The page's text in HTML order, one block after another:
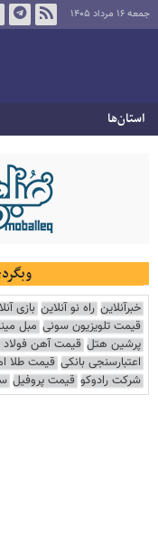
جمعه ۱۶ مرداد ۱۴۰۵
استان‌ها
خبرآنلاین راه نو آنلاین بازی
قیمت تلویزیون سونی مبل
پرشین هتل قیمت آهن فولاد
اعتبارسنجی بانکی قیمت طلا
شرکت رادوکو قیمت پروفیل